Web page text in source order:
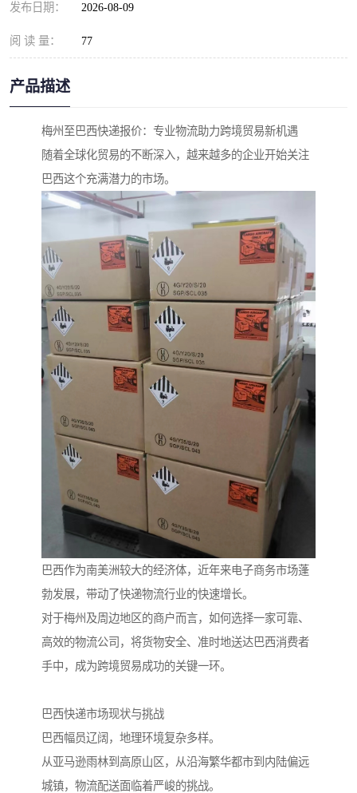
发布日期： 2026-08-09
阅 读 量： 77
产品描述
梅州至巴西快递报价：专业物流助力跨境贸易新机遇
随着全球化贸易的不断深入，越来越多的企业开始关注
巴西这个充满潜力的市场。
巴西作为南美洲较大的经济体，近年来电子商务市场蓬
勃发展，带动了快递物流行业的快速增长。
对于梅州及周边地区的商户而言，如何选择一家可靠、
高效的物流公司，将货物安全、准时地送达巴西消费者
手中，成为跨境贸易成功的关键一环。
巴西快递市场现状与挑战
巴西幅员辽阔，地理环境复杂多样。
从亚马逊雨林到高原山区，从沿海繁华都市到内陆偏远
城镇，物流配送面临着严峻的挑战。